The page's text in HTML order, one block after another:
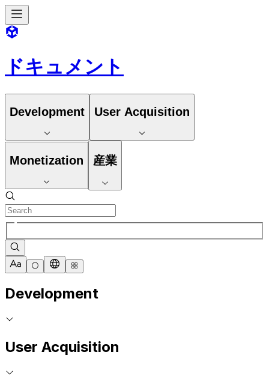
ドキュメント
Development User Acquisition
Monetization 産業
Development
User Acquisition